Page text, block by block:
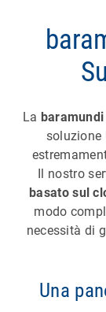
La
soluzione
Il nostro
basato sul
modo
necessità di
Una